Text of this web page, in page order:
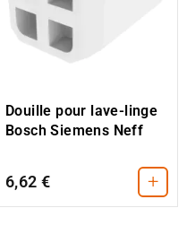
Douille pour lave-linge
Bosch Siemens Neff
6,62 € +